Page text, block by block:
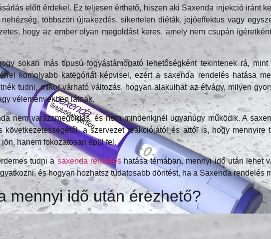
előtt érdekel. Ez teljesen érthető, hiszen aki Saxenda injekció iránt
többszöri újrakezdés, sikertelen diéták, jojóeffektus vagy
hogy az ember olyan megoldást keres, amely nem csupán
sokan más típusú fogyástámogató lehetőségként tekintenek rá,
komolyabb kategóriát képvisel, ezért a saxenda rendelés hatása
tudni, mikor várható változás, hogyan alakulhat az étvágy, milyen
véleményekben látnak.
nem varázsmegoldás, és nem mindenkinél ugyanúgy működik. A
a szervezet reakciójától és attól is, hogy
hanem fokozatosan épül fel.
tudni asaxenda rendeléshatása témában, mennyi idő után lehet
és hogyan hozhatsz tudatosabb döntést, ha a Saxenda rendelés
mennyi idő után érezhető?